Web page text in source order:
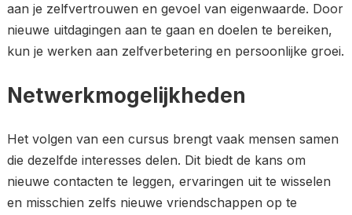
aan je zelfvertrouwen en gevoel van eigenwaarde. Door
nieuwe uitdagingen aan te gaan en doelen te bereiken,
kun je werken aan zelfverbetering en persoonlijke groei.
Netwerkmogelijkheden
Het volgen van een cursus brengt vaak mensen samen
die dezelfde interesses delen. Dit biedt de kans om
nieuwe contacten te leggen, ervaringen uit te wisselen
en misschien zelfs nieuwe vriendschappen op te